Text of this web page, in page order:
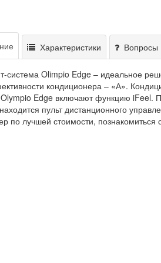
Характеристики Вопросы
система Olimpio Edge – идеальное
кондиционера – «А».
Edge включают функцию iFeel.
пульт дистанционного
по лучшей стоимости,